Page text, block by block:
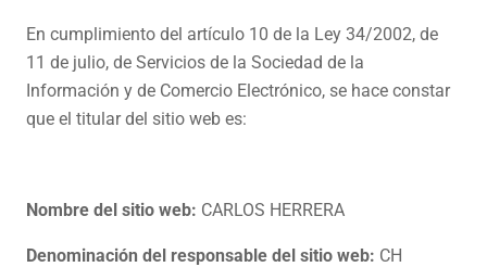
En cumplimiento del artículo 10 de la Ley 34/2002, de
11 de julio, de Servicios de la Sociedad de la
Información y de Comercio Electrónico, se hace constar
que el titular del sitio web es:
Nombre del sitio web: CARLOS HERRERA
Denominación del responsable del sitio web: CH